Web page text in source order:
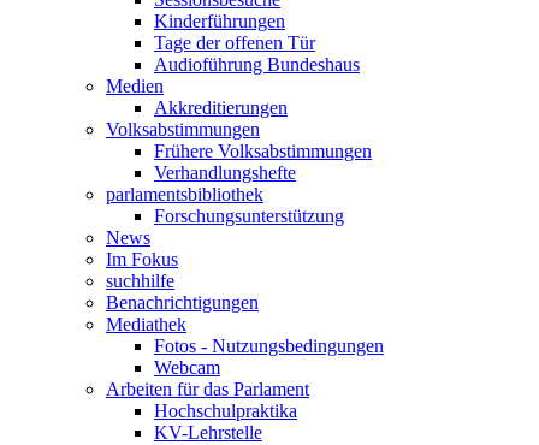
Kinderführungen
Tage der offenen Tür
Audioführung Bundeshaus
Medien
Akkreditierungen
Volksabstimmungen
Frühere Volksabstimmungen
Verhandlungshefte
parlamentsbibliothek
Forschungsunterstützung
News
Im Fokus
suchhilfe
Benachrichtigungen
Mediathek
Fotos - Nutzungsbedingungen
Webcam
Arbeiten für das Parlament
Hochschulpraktika
KV-Lehrstelle